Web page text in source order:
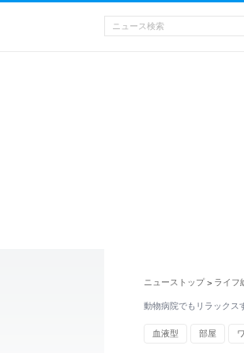
ニューストップ > ライフ
動物病院でもリラックス
血液型 部屋